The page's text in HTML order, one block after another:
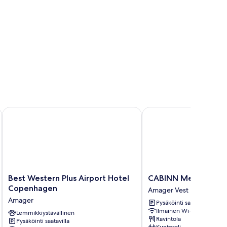
Best
Western
Plus
Airport
Hotel
Copenhagen
Best Western Plus Airport Hotel
Copenhagen
Amager
Lemmikkiystävällinen
Pysäköinti saatavilla
Best Western Plus Airport Hotel Copenhagen
CABINN
Metro
Hotel
Amager
Vest
CABINN Metro
Amager Vest
Pysäköinti saatavilla
Ilmainen Wi-Fi
Ravintola
CABINN Metro Hotel